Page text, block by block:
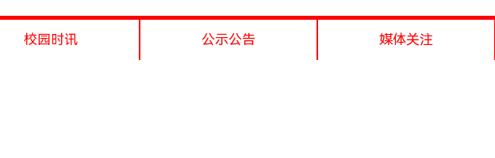
校园时讯 公示公告 媒体关注